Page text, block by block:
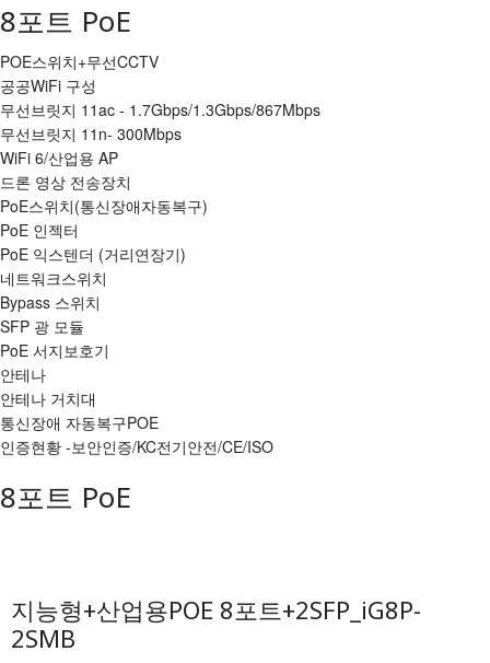
8포트 PoE
POE스위치+무선CCTV
공공WiFi 구성
무선브릿지 11ac - 1.7Gbps/1.3Gbps/867Mbps
무선브릿지 11n- 300Mbps
WiFi 6/산업용 AP
드론 영상 전송장치
PoE스위치(통신장애자동복구)
PoE 인젝터
PoE 익스텐더 (거리연장기)
네트워크스위치
Bypass 스위치
SFP 광 모듈
PoE 서지보호기
안테나
안테나 거치대
통신장애 자동복구POE
인증현황 -보안인증/KC전기안전/CE/ISO
8포트 PoE
지능형+산업용POE 8포트+2SFP_iG8P-
2SMB